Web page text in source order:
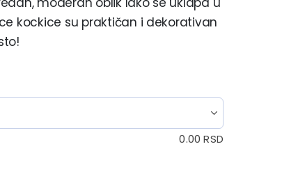
kockice su praktičan i dekorativan
0.00RSD